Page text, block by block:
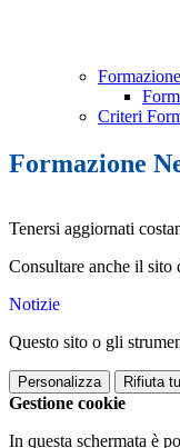
Criteri
Formazione
Tenersi aggiornati
Consultare anche il sito
Notizie
Questo sito o gli
Personalizza Rifiuta
Gestione cookie
In questa schermata è